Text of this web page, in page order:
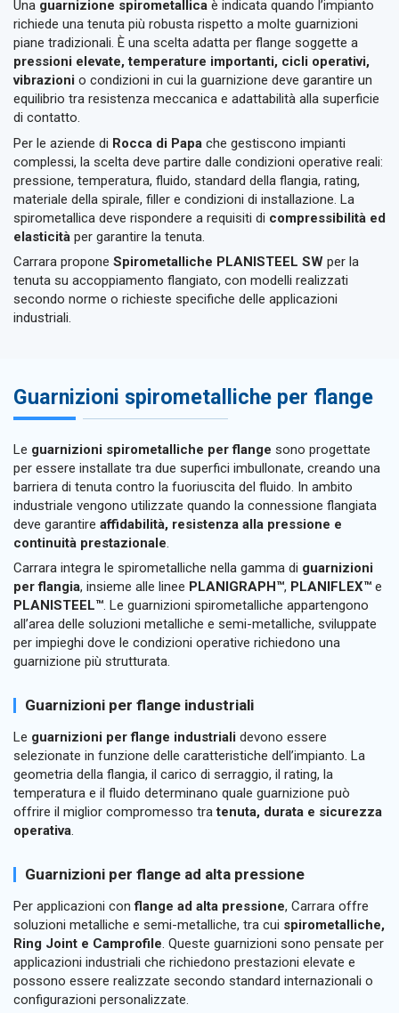
Una guarnizione spirometallica è indicata quando l’impianto
richiede una tenuta più robusta rispetto a molte guarnizioni
piane tradizionali. È una scelta adatta per flange soggette a
pressioni elevate, temperature importanti, cicli operativi,
vibrazioni o condizioni in cui la guarnizione deve garantire un
equilibrio tra resistenza meccanica e adattabilità alla superficie
di contatto.
Per le aziende di Rocca di Papa che gestiscono impianti
complessi, la scelta deve partire dalle condizioni operative reali:
pressione, temperatura, fluido, standard della flangia, rating,
materiale della spirale, filler e condizioni di installazione. La
spirometallica deve rispondere a requisiti di compressibilità ed
elasticità per garantire la tenuta.
Carrara propone Spirometalliche PLANISTEEL SW per la
tenuta su accoppiamento flangiato, con modelli realizzati
secondo norme o richieste specifiche delle applicazioni
industriali.
Guarnizioni spirometalliche per flange
Le guarnizioni spirometalliche per flange sono progettate
per essere installate tra due superfici imbullonate, creando una
barriera di tenuta contro la fuoriuscita del fluido. In ambito
industriale vengono utilizzate quando la connessione flangiata
deve garantire affidabilità, resistenza alla pressione e
continuità prestazionale.
Carrara integra le spirometalliche nella gamma di guarnizioni
per flangia, insieme alle linee PLANIGRAPH™, PLANIFLEX™ e
PLANISTEEL™. Le guarnizioni spirometalliche appartengono
all’area delle soluzioni metalliche e semi-metalliche, sviluppate
per impieghi dove le condizioni operative richiedono una
guarnizione più strutturata.
Guarnizioni per flange industriali
Le guarnizioni per flange industriali devono essere
selezionate in funzione delle caratteristiche dell’impianto. La
geometria della flangia, il carico di serraggio, il rating, la
temperatura e il fluido determinano quale guarnizione può
offrire il miglior compromesso tratenuta, durata e sicurezza
operativa.
Guarnizioni per flange ad alta pressione
Per applicazioni conflange ad alta pressione, Carrara offre
soluzioni metalliche e semi-metalliche, tra cui spirometalliche,
Ring Joint e Camprofile. Queste guarnizioni sono pensate per
applicazioni industriali che richiedono prestazioni elevate e
possono essere realizzate secondo standard internazionali o
configurazioni personalizzate.